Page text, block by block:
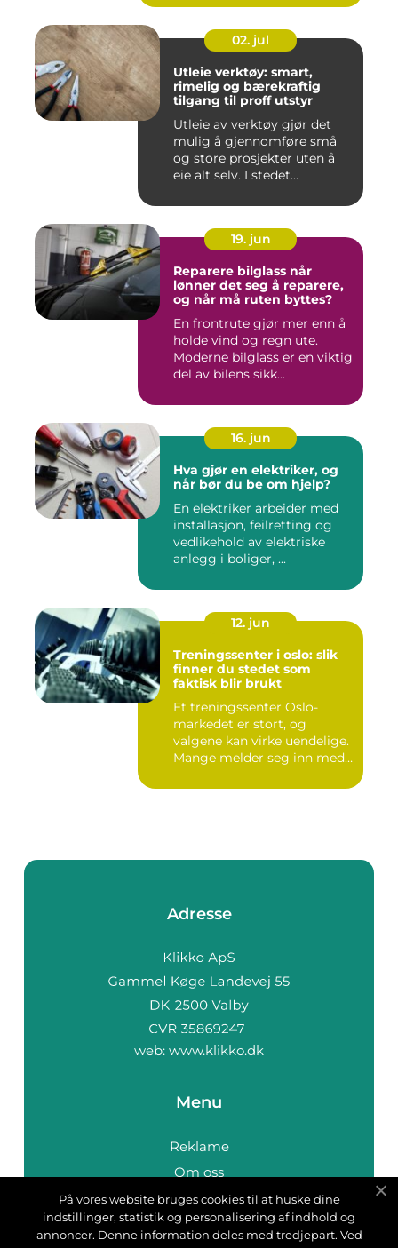
02. jul
Utleie verktøy: smart,
rimelig og bærekraftig
tilgang til proff utstyr
Utleie av verktøy gjør det
mulig å gjennomføre små
og store prosjekter uten å
eie alt selv. I stedet...
19. jun
Reparere bilglass når
lønner det seg å reparere,
og når må ruten byttes?
En frontrute gjør mer enn å
holde vind og regn ute.
Moderne bilglass er en viktig
del av bilens sikk...
16. jun
Hva gjør en elektriker, og
når bør du be om hjelp?
En elektriker arbeider med
installasjon, feilretting og
vedlikehold av elektriske
anlegg i boliger, ...
12. jun
Treningssenter i oslo: slik
finner du stedet som
faktisk blir brukt
Et treningssenter Oslo-
markedet er stort, og
valgene kan virke uendelige.
Mange melder seg inn med
Adresse
web: www.klikko.dk
Menu
Reklame
Om oss
Cookies
Kontakt Oss
På vores website bruges cookies til at huske dine
indstillinger, statistik og personalisering af indhold og
annoncer. Denne information deles med tredjepart. Ved